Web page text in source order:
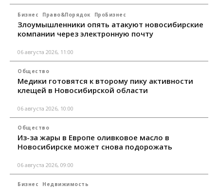
Бизнес Право&Порядок ПроБизнес
Злоумышленники опять атакуют новосибирские
компании через электронную почту
06 августа 2026, 11:00
Общество
Медики готовятся к второму пику активности
клещей в Новосибирской области
06 августа 2026, 10:00
Общество
Из-за жары в Европе оливковое масло в
Новосибирске может снова подорожать
06 августа 2026, 09:00
Бизнес Недвижимость